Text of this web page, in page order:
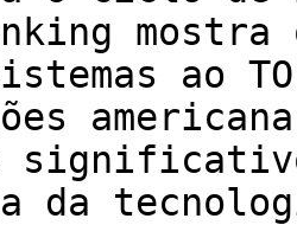
mostra
ao
significativo
da